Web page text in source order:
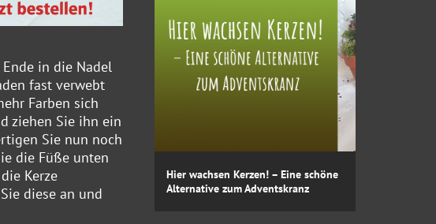
in die Nadel
fast verwebt
Farben sich
ziehen Sie ihn ein
Sie nun noch
die Füße unten
Kerze
diese an und
Hier wachsen Kerzen! – Eine schöne
Alternative zum Adventskranz